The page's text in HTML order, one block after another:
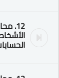
12.